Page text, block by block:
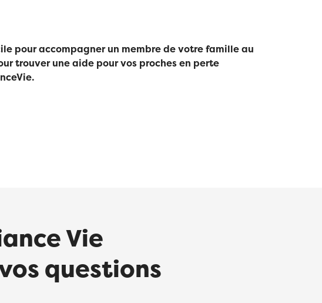
pour accompagner un membre de votre famille au
trouver une aide pour vos proches en perte
Vie
questions